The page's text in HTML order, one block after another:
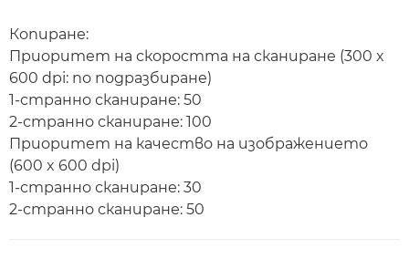
Копиране:
Приоритет на скоростта на сканиране (300 x
600 dpi: по подразбиране)
1-странно сканиране: 50
2-странно сканиране: 100
Приоритет на качество на изображението
(600 x 600 dpi)
1-странно сканиране: 30
2-странно сканиране: 50